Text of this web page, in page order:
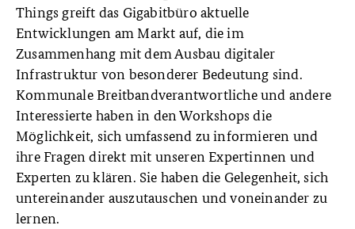
Things greift das Gigabitbüro aktuelle
Entwicklungen am Markt auf, die im
Zusammenhang mit dem Ausbau digitaler
Infrastruktur von besonderer Bedeutung sind.
Kommunale Breitbandverantwortliche und andere
Interessierte haben in den Workshops die
Möglichkeit, sich umfassend zu informieren und
ihre Fragen direkt mit unseren Expertinnen und
Experten zu klären. Sie haben die Gelegenheit, sich
untereinander auszutauschen und voneinander zu
lernen.